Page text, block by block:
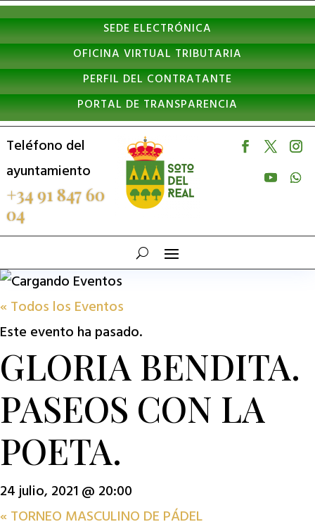
Nota:
este
sitio
web
incluye
un
sistema
de
accesibilidad.
SEDE ELECTRÓNICA
OFICINA VIRTUAL TRIBUTARIA
PERFIL DEL CONTRATANTE
PORTAL DE TRANSPARENCIA
Teléfono del
ayuntamiento
+34 91 847 60
04
« Todos los Eventos
Este evento ha pasado.
GLORIA BENDITA.
PASEOS CON LA
POETA.
24 julio, 2021 @ 20:00
«TORNEO MASCULINO DE PÁDEL